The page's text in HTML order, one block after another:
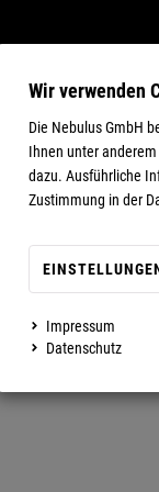
HERREN
Wir verwenden
Die Nebulus GmbH
Ihnen unter
dazu. Ausführliche
Zustimmung in der
Impressum
Datenschutz